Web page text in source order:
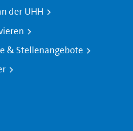
der UHH
& Stellenangebote